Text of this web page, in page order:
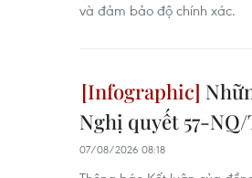
và đảm bảo độ chính xác.
Nghị quyết 57-
07/08/2026 08:18